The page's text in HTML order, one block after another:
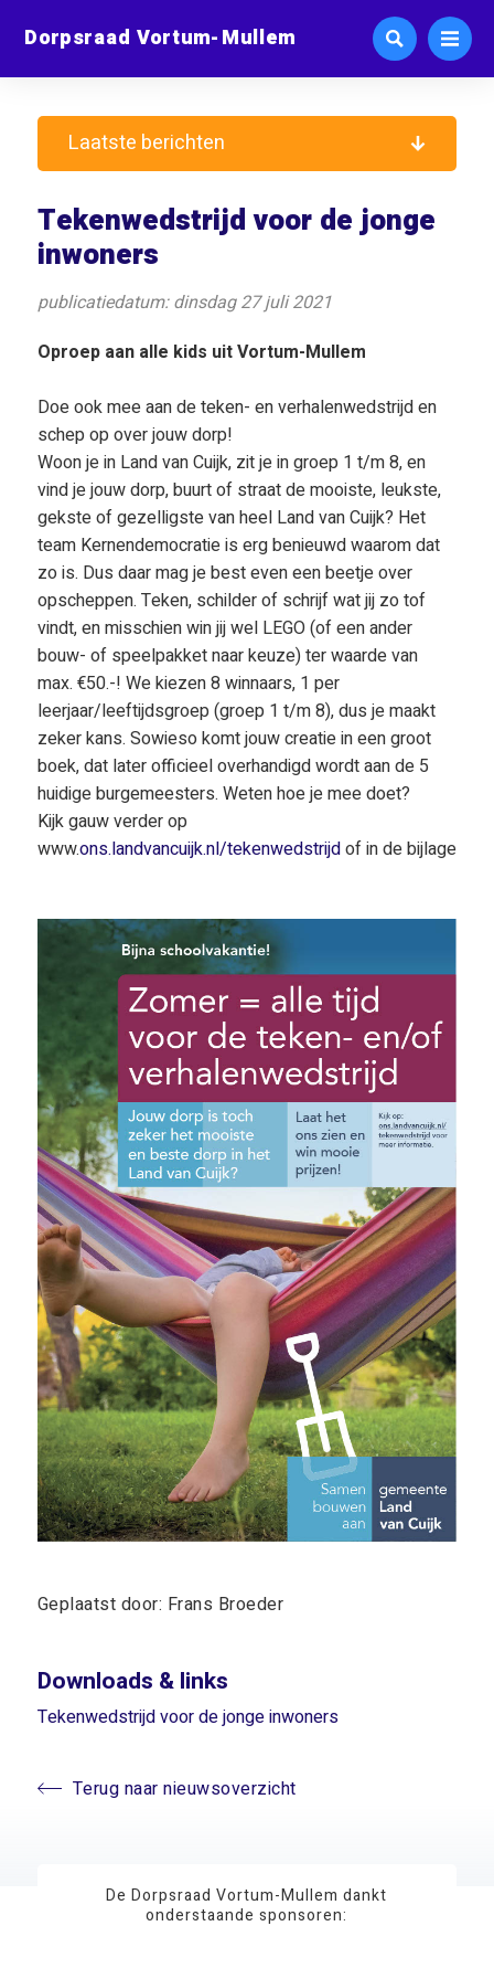
Dorpsraad Vortum-Mullem
Tekenwedstrijd voor de jonge
inwoners
publicatiedatum: dinsdag 27 juli 2021
Oproep aan alle kids uit Vortum-Mullem
Doe ook mee aan de teken- en verhalenwedstrijd en
schep op over jouw dorp!
Woon je in Land van Cuijk, zit je in groep 1 t/m 8, en
vind je jouw dorp, buurt of straat de mooiste, leukste,
gekste of gezelligste van heel Land van Cuijk? Het
team Kernendemocratie is erg benieuwd waarom dat
zo is. Dus daar mag je best even een beetje over
opscheppen. Teken, schilder of schrijf wat jij zo tof
vindt, en misschien win jij wel LEGO (of een ander
bouw- of speelpakket naar keuze) ter waarde van
max. €50.-! We kiezen 8 winnaars, 1 per
leerjaar/leeftijdsgroep (groep 1 t/m 8), dus je maakt
zeker kans. Sowieso komt jouw creatie in een groot
boek, dat later officieel overhandigd wordt aan de 5
huidige burgemeesters. Weten hoe je mee doet?
Kijk gauw verder op
www.ons.landvancuijk.nl/tekenwedstrijdof in de bijlage
Geplaatst door: Frans Broeder
Downloads & links
Tekenwedstrijd voor de jonge inwoners
Terug naar nieuwsoverzicht
Laatste berichten
De Dorpsraad Vortum-Mullem dankt
onderstaande sponsoren: